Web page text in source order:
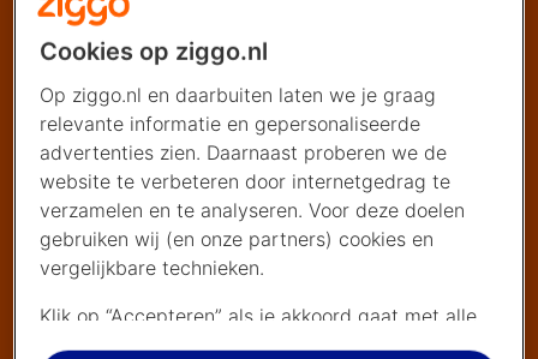
Cookies op ziggo.nl
Op ziggo.nl en daarbuiten laten we je graag
relevante informatie en gepersonaliseerde
advertenties zien. Daarnaast proberen we de
website te verbeteren door internetgedrag te
verzamelen en te analyseren. Voor deze doelen
gebruiken wij (en onze partners) cookies en
vergelijkbare technieken.
Klik op “Accepteren” als je akkoord gaat met alle
cookies. Kies je voor “Nee, liever niet”, dan